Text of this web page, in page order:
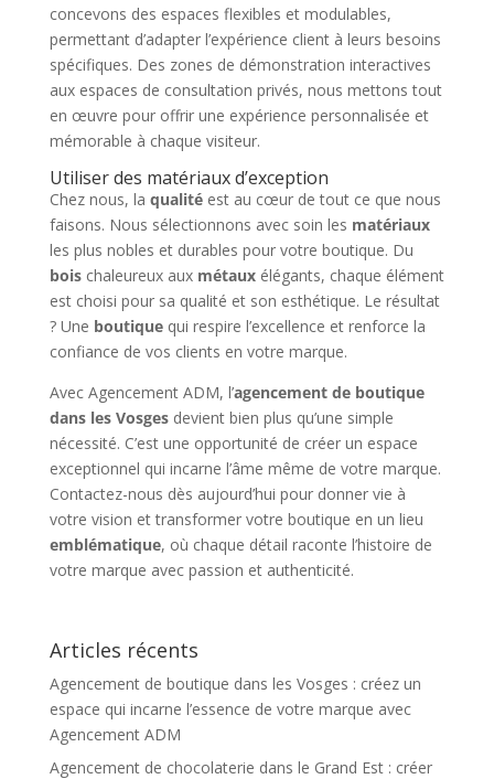
concevons des espaces flexibles et modulables,
permettant d’adapter l’expérience client à leurs besoins
spécifiques. Des zones de démonstration interactives
aux espaces de consultation privés, nous mettons tout
en œuvre pour offrir une expérience personnalisée et
mémorable à chaque visiteur.
Utiliser des matériaux d’exception
Chez nous, la qualitéest au cœur de tout ce que nous
faisons. Nous sélectionnons avec soin les matériaux
les plus nobles et durables pour votre boutique. Du
boischaleureux aux métauxélégants, chaque élément
est choisi pour sa qualité et son esthétique. Le résultat
? Une boutiquequi respire l’excellence et renforce la
confiance de vos clients en votre marque.
Avec Agencement ADM, l’agencement de boutique
dans les Vosgesdevient bien plus qu’une simple
nécessité. C’est une opportunité de créer un espace
exceptionnel qui incarne l’âme même de votre marque.
Contactez-nous dès aujourd’hui pour donner vie à
votre vision et transformer votre boutique en un lieu
emblématique, où chaque détail raconte l’histoire de
votre marque avec passion et authenticité.
Articles récents
Agencement de boutique dans les Vosges : créez un
espace qui incarne l’essence de votre marque avec
Agencement ADM
Agencement de chocolaterie dans le Grand Est : créer